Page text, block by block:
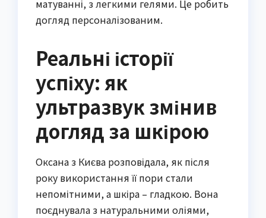
матуванні, з легкими гелями. Це робить
догляд персоналізованим.
Реальні історії
успіху: як
ультразвук змінив
догляд за шкірою
Оксана з Києва розповідала, як після
року використання її пори стали
непомітними, а шкіра – гладкою. Вона
поєднувала з натуральними оліями,